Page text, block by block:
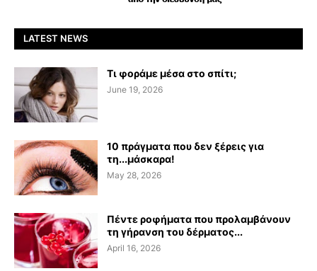
LATEST NEWS
Τι φοράμε μέσα στο σπίτι;
June 19, 2026
10 πράγματα που δεν ξέρεις για
τη...μάσκαρα!
May 28, 2026
Πέντε ροφήματα που προλαμβάνουν
τη γήρανση του δέρματος...
April 16, 2026